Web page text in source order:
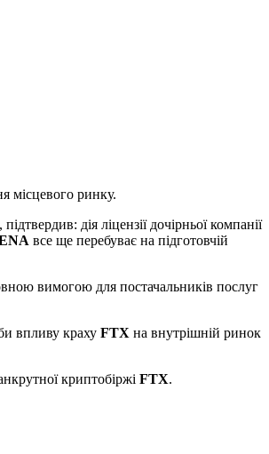
місцевого ринку.
, підтвердив: дія ліцензії дочірньої компанії
все ще перебуває на підготовчій
вимогою для постачальників послуг
впливу краху FTX на внутрішній ринок
криптобіржі FTX.